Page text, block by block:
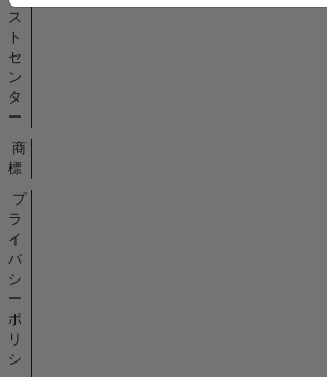
ス
ト
セ
ン
タ
ー
商
標
プ
ラ
イ
バ
シ
ー
ポ
リ
シ